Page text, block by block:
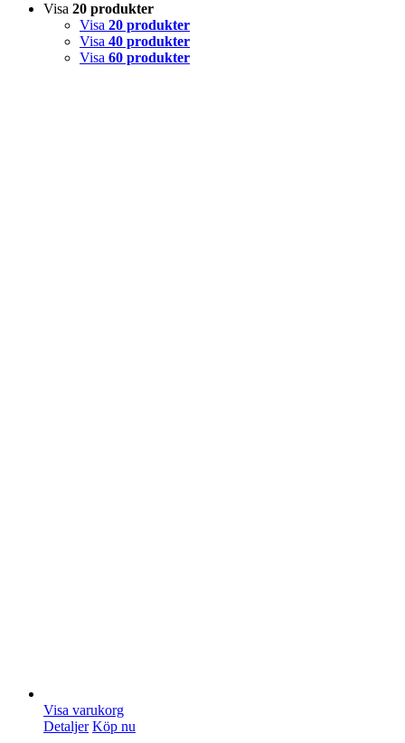
Visa 20 produkter
Visa 20 produkter
Visa 40 produkter
Visa 60 produkter
Visa varukorg
Detaljer Köp nu